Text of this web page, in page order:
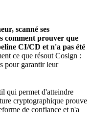
, scanné ses
comment prouver que
CI/CD et n'a pas été
ce que résout Cosign :
pour garantir leur
qui permet d'atteindre
cryptographique prouve
de confiance et n'a